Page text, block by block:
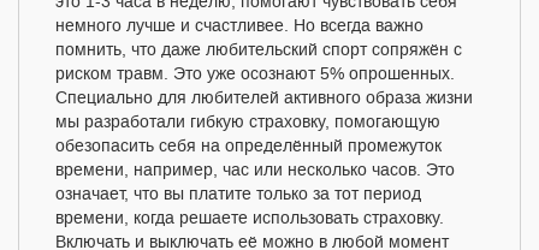
немного лучше и счастливее. Но всегда важно
помнить, что даже любительский спорт сопряжён с
риском травм. Это уже осознают 5% опрошенных.
Специально для любителей активного образа жизни
мы разработали гибкую страховку, помогающую
обезопасить себя на определённый промежуток
времени, например, час или несколько часов. Это
означает, что вы платите только за тот период
времени, когда решаете использовать страховку.
Включать и выключать её можно в любой момент